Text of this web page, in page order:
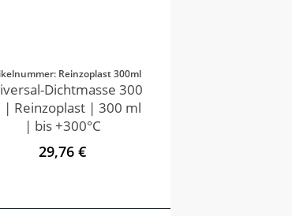
Reinzoplast 300ml
Dichtmasse 300
| Reinzoplast | 300 ml
| bis +300°C
29,76 €